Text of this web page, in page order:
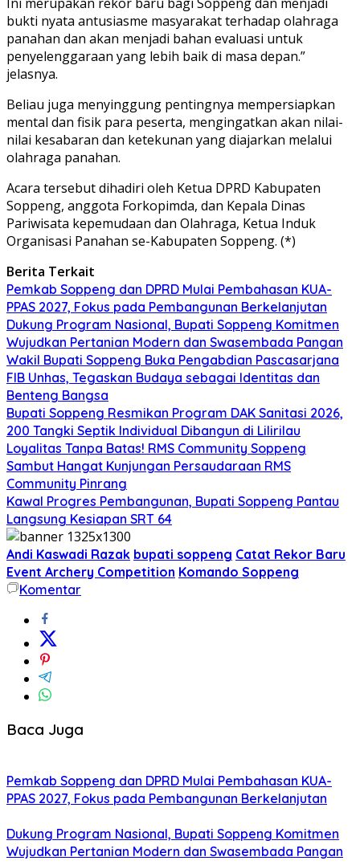
bukti nyata antusiasme masyarakat terhadap olahraga
panahan dan akan menjadi bahan evaluasi untuk
penyelenggaraan yang lebih baik di masa depan.”
jelasnya.
Beliau juga menyinggung pentingnya mempersiapkan
mental dan fisik para peserta, mengingatkan akan nilai-
nilai kesabaran dan ketekunan yang diajarkan melalui
olahraga panahan.
Acara tersebut dihadiri oleh Ketua DPRD Kabupaten
Soppeng, anggota Forkopimda, dan Kepala Dinas
Pariwisata kepemudaan dan Olahraga, Ketua Induk
Organisasi Panahan se-Kabupaten Soppeng. (*)
Berita Terkait
Pemkab Soppeng dan DPRD Mulai Pembahasan KUA-
PPAS 2027, Fokus pada Pembangunan Berkelanjutan
Dukung Program Nasional, Bupati Soppeng Komitmen
Wujudkan Pertanian Modern dan Swasembada Pangan
Wakil Bupati Soppeng Buka Pengabdian Pascasarjana
FIB Unhas, Tegaskan Budaya sebagai Identitas dan
Benteng Bangsa
Bupati Soppeng Resmikan Program DAK Sanitasi 2026,
200 Tangki Septik Individual Dibangun di Lilirilau
Loyalitas Tanpa Batas! RMS Community Soppeng
Sambut Hangat Kunjungan Persaudaraan RMS
Community Pinrang
Kawal Progres Pembangunan, Bupati Soppeng Pantau
Langsung Kesiapan SRT 64
Andi Kaswadi Razak bupati soppeng Catat Rekor Baru
Event Archery Competition Komando Soppeng
Komentar
Baca Juga
Pemkab Soppeng dan DPRD Mulai Pembahasan KUA-
PPAS 2027, Fokus pada Pembangunan Berkelanjutan
Dukung Program Nasional, Bupati Soppeng Komitmen
Wujudkan Pertanian Modern dan Swasembada Pangan